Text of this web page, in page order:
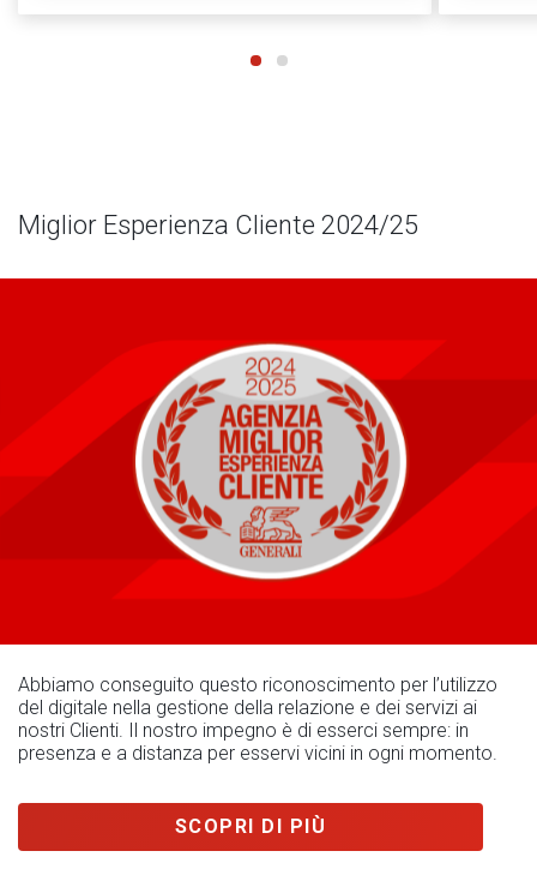
Miglior Esperienza Cliente 2024/25
Abbiamo conseguito questo riconoscimento per l’utilizzo
del digitale nella gestione della relazione e dei servizi ai
nostri Clienti. Il nostro impegno è di esserci sempre: in
presenza e a distanza per esservi vicini in ogni momento.
SCOPRI DI PIÙ